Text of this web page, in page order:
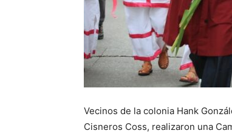
Vecinos de la colonia Hank
Cisneros Coss, realizaron una